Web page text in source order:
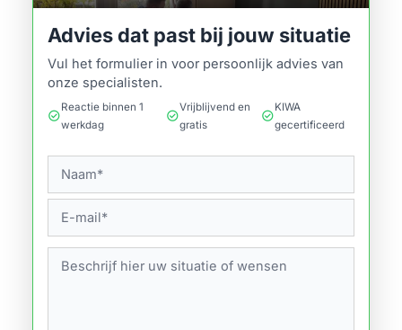
Advies dat past bij jouw situatie
Vul het formulier in voor persoonlijk advies van
onze specialisten.
check_circle
Reactie binnen 1
werkdag
check_circle
Vrijblijvend en
gratis
check_circle
KIWA
gecertificeerd